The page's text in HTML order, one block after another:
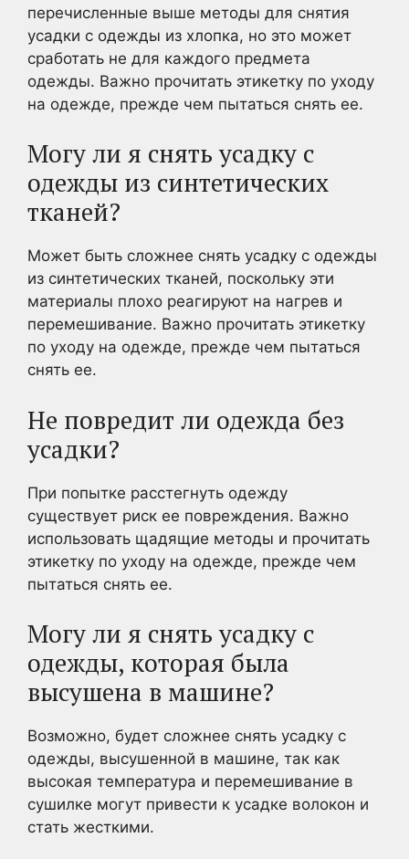
перечисленные выше методы для снятия
усадки с одежды из хлопка, но это может
сработать не для каждого предмета
одежды. Важно прочитать этикетку по уходу
на одежде, прежде чем пытаться снять ее.
Могу ли я снять усадку с
одежды из синтетических
тканей?
Может быть сложнее снять усадку с одежды
из синтетических тканей, поскольку эти
материалы плохо реагируют на нагрев и
перемешивание. Важно прочитать этикетку
по уходу на одежде, прежде чем пытаться
снять ее.
Не повредит ли одежда без
усадки?
При попытке расстегнуть одежду
существует риск ее повреждения. Важно
использовать щадящие методы и прочитать
этикетку по уходу на одежде, прежде чем
пытаться снять ее.
Могу ли я снять усадку с
одежды, которая была
высушена в машине?
Возможно, будет сложнее снять усадку с
одежды, высушенной в машине, так как
высокая температура и перемешивание в
сушилке могут привести к усадке волокон и
стать жесткими.